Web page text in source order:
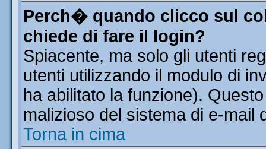
Perch� quando clicco sul
chiede di fare il login?
Spiacente, ma solo gli utenti
utenti utilizzando il modulo di
ha abilitato la funzione).
malizioso del sistema di e-mail
Torna in cima